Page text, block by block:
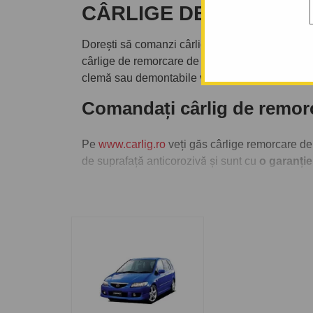
CÂRLIGE DE
Dorești să comanzi cârlig de remorcare
cârlige de remorcare de la producători de top
clemă sau demontabile verticale cu cheiță
Comandați cârlig de
Pe www.carlig.ro veți găs cârlige remorcare
de suprafață anticorozivă și sunt cu o
Pentru fiecare cârlig de remorcare, aveți